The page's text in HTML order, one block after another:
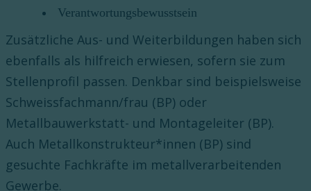
Verantwortungsbewusstsein
Zusätzliche Aus- und Weiterbildungen haben sich
ebenfalls als hilfreich erwiesen, sofern sie zum
Stellenprofil passen. Denkbar sind beispielsweise
Schweissfachmann/frau (BP) oder
Metallbauwerkstatt- und Montageleiter (BP).
Auch Metallkonstrukteur*innen (BP) sind
gesuchte Fachkräfte im metallverarbeitenden
Gewerbe.